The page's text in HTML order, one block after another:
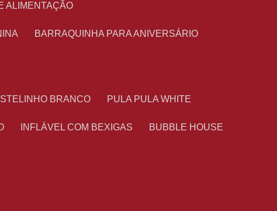
ALIMENTAÇÃO
BARRAQUINHA PARA ANIVERSÁRIO
BRANCO PULA PULA WHITE
INFLÁVEL COM BEXIGAS BUBBLE HOUSE